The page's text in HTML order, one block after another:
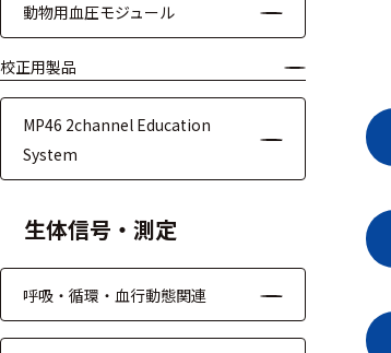
ソフトウ
機器
ゴニオメ
ータ
アイトラ
ッキング
動物用血圧モジュール
校正用製品
MP46 2channel Education
System
生体信号・測定
呼吸・循環・血行動態関連